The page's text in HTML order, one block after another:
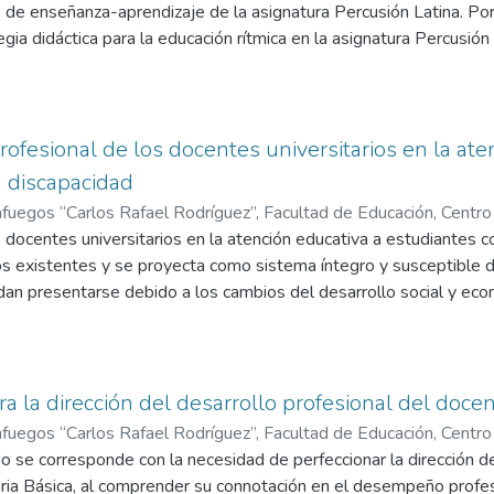
y unidades de análisis para cada una de las etapas
de campo que nos permitiera acercarnos a esta
delphy.
enseñanza-aprendizaje de la asignatura Percusión Latina.
didáctica para la educación rítmica en la asignatura Percusión
construido a partir del análisis profundo de la bibliografía.
empíricos y estadísticos para determinar las
en educación rítmica en la asignatura Percusión
e indicadores, su caracterización, así como sus
aprendizaje de la asignatura Percusión Latina de la carrera
didáctica para la educación rítmica en la asignatura
valoraron de muy adecuada la estrategia didáctica que se
en la práctica pedagógica, lo que evidencia la validez
de los docentes universitarios en la
“Carlos Rafael Rodríguez”, Facultad de Educación,
superior. ( CEDDES).,2021)Rodríguez Veloz, Yiddishy;
universitarios en la atención educativa a estudiantes
existentes y se proyecta como sistema íntegro y susceptible
presentarse debido a los cambios del desarrollo social y
determinan las necesidades de la superación, las carencias en
materialista como método general de la ciencia y
el sistema de superación profesional propuesto, está
de actualización y el de profundización; su implementación
lo cual evidencia que la propuesta es pertinente, viable y
la dirección del desarrollo profesional del
“Carlos Rafael Rodríguez”, Facultad de Educación,
superior. ( CEDDES),2010-06-03)Suárez Monzón, Noemí
se corresponde con la necesidad de perfeccionar la dirección
Básica, al comprender su connotación en el desempeño